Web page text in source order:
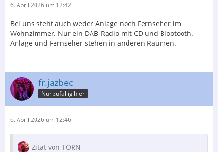
6. April 2026 um 12:42
Bei uns steht auch weder Anlage noch Fernseher im
Wohnzimmer. Nur ein DAB-Radio mit CD und Blootooth.
Anlage und Fernseher stehen in anderen Räumen.
fr.jazbec
Nur zufällig hier
6. April 2026 um 12:46
Zitat von TORN